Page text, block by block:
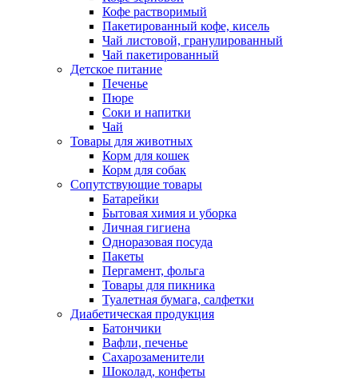
Кофе растворимый
Пакетированный кофе, кисель
Чай листовой, гранулированный
Чай пакетированный
Детское питание
Печенье
Пюре
Соки и напитки
Чай
Товары для животных
Корм для кошек
Корм для собак
Сопутствующие товары
Батарейки
Бытовая химия и уборка
Личная гигиена
Одноразовая посуда
Пакеты
Пергамент, фольга
Товары для пикника
Туалетная бумага, салфетки
Диабетическая продукция
Батончики
Вафли, печенье
Сахарозаменители
Шоколад, конфеты